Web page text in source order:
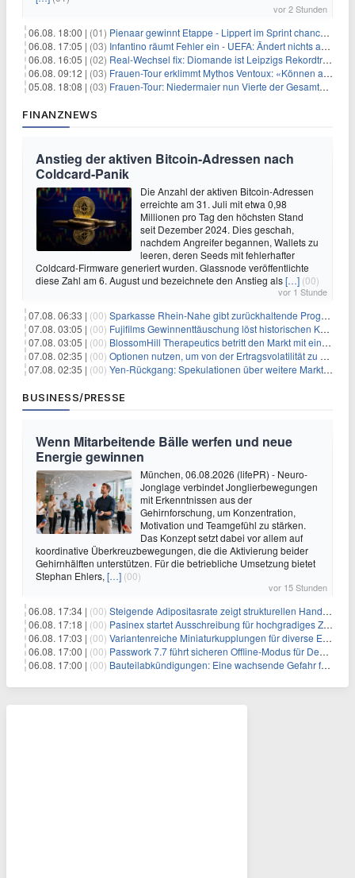
vor 2 Stunden
06.08. 18:00 | (01) Pienaar gewinnt Etappe - Lippert im Sprint chancenlos
06.08. 17:05 | (03) Infantino räumt Fehler ein - UEFA: Ändert nichts an Boykott
06.08. 16:05 | (02) Real-Wechsel fix: Diomande ist Leipzigs Rekordtransfer
06.08. 09:12 | (03) Frauen-Tour erklimmt Mythos Ventoux: «Können alles schaffen»
05.08. 18:08 | (03) Frauen-Tour: Niedermaier nun Vierte der Gesamtwertung
FINANZNEWS
Anstieg der aktiven Bitcoin-Adressen nach
Coldcard-Panik
Die Anzahl der aktiven Bitcoin-Adressen
erreichte am 31. Juli mit etwa 0,98
Millionen pro Tag den höchsten Stand
seit Dezember 2024. Dies geschah,
nachdem Angreifer begannen, Wallets zu
leeren, deren Seeds mit fehlerhafter
Coldcard-Firmware generiert wurden. Glassnode veröffentlichte
diese Zahl am 6. August und bezeichnete den Anstieg als[…] (00)
vor 1 Stunde
07.08. 06:33 | (00) Sparkasse Rhein-Nahe gibt zurückhaltende Prognose
07.08. 03:05 | (00) Fujifilms Gewinnenttäuschung löst historischen Kursrückgang aus
07.08. 03:05 | (00) BlossomHill Therapeutics betritt den Markt mit einem IPO-Boost von 150 Millionen Dollar
07.08. 02:35 | (00) Optionen nutzen, um von der Ertragsvolatilität zu profitieren
07.08. 02:35 | (00) Yen-Rückgang: Spekulationen über weitere Marktinterventionen nehmen zu
BUSINESS/PRESSE
Wenn Mitarbeitende Bälle werfen und neue
Energie gewinnen
München, 06.08.2026 (lifePR) - Neuro-
Jonglage verbindet Jonglierbewegungen
mit Erkenntnissen aus der
Gehirnforschung, um Konzentration,
Motivation und Teamgefühl zu stärken.
Das Konzept setzt dabei vor allem auf
koordinative Überkreuzbewegungen, die die Aktivierung beider
Gehirnhälften unterstützen. Für die betriebliche Umsetzung bietet
Stephan Ehlers, […] (00)
vor 15 Stunden
06.08. 17:34 | (00) Steigende Adipositasrate zeigt strukturellen Handlungsbedarf bei der Ernährung schulpflichtiger Kinder
06.08. 17:18 | (00) Pasinex startet Ausschreibung für hochgradiges Zinksulfidkonzentrat mit Germanium- und Silbergehalten und stellt ein Betriebsupdate bereit
06.08. 17:03 | (00) Variantenreiche Miniaturkupplungen für diverse Einsatzbereiche
06.08. 17:00 | (00) Passwork 7.7 führt sicheren Offline-Modus für Desktop- und Mobile-Apps ein
06.08. 17:00 | (00) Bauteilabkündigungen: Eine wachsende Gefahr für industrielle Elektroniksysteme